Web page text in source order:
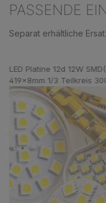
PASSENDE
Separat erhältliche
LED Platine 12d 12W
419x8mm 1/3 Teilkreis